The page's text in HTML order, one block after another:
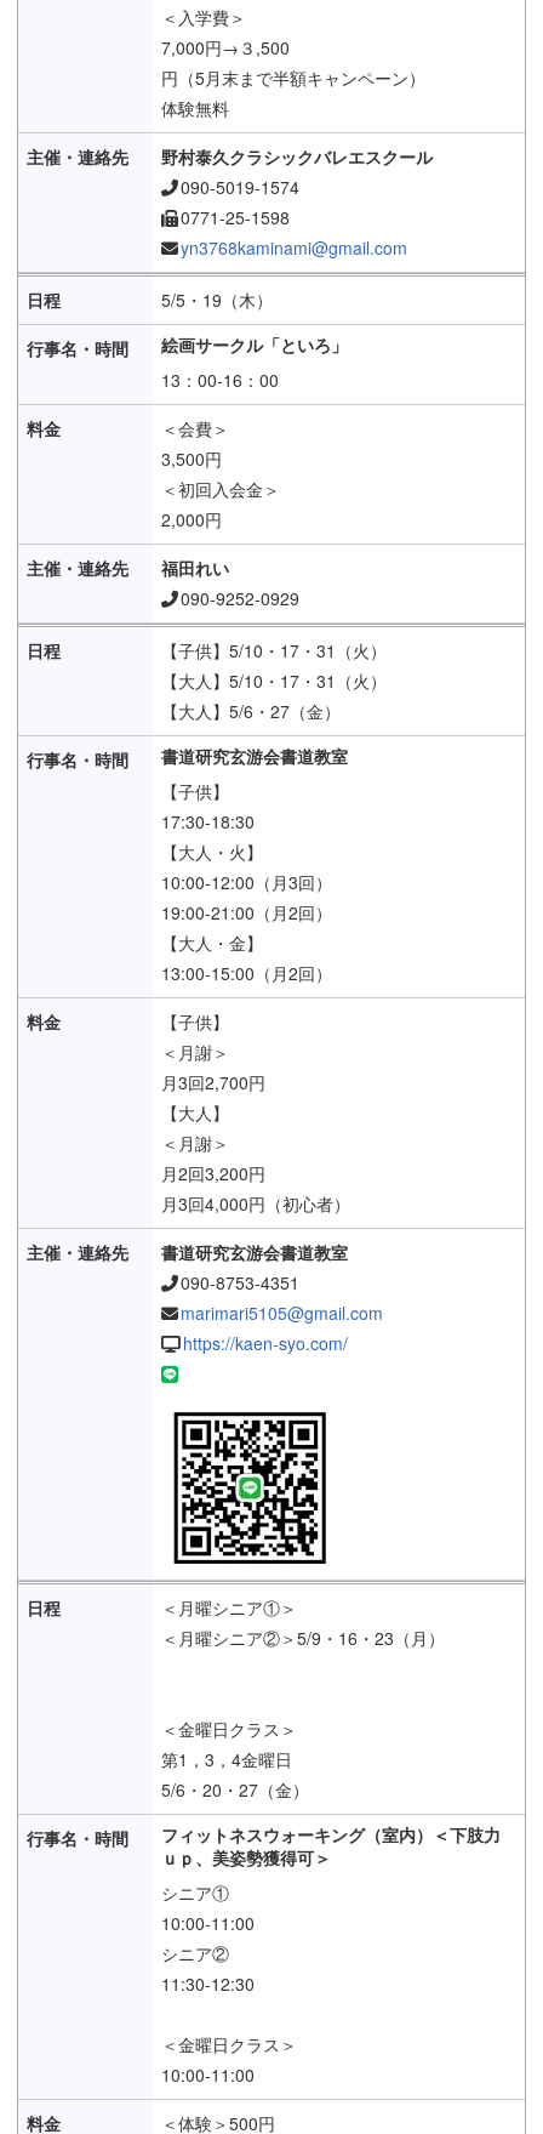
＜入学費＞
7,000円→３,500
円（5月末まで半額キャンペーン）
体験無料
野村泰久クラシックバレエスクール
090-5019-1574
0771-25-1598
yn3768kaminami@gmail.com
5/5・19（木）
絵画サークル「といろ」
13：00-16：00
＜会費＞
3,500円
＜初回入会金＞
2,000円
福田れい
090-9252-0929
【子供】5/10・17・31（火）
【大人】5/10・17・31（火）
【大人】5/6・27（金）
書道研究玄游会書道教室
【子供】
17:30-18:30
【大人・火】
10:00-12:00（月3回）
19:00-21:00（月2回）
【大人・金】
13:00-15:00（月2回）
【子供】
＜月謝＞
月3回2,700円
【大人】
＜月謝＞
月2回3,200円
月3回4,000円（初心者）
書道研究玄游会書道教室
090-8753-4351
marimari5105@gmail.com
https://kaen-syo.com/
＜月曜シニア①＞
＜月曜シニア②＞5/9・16・23（月）
＜金曜日クラス＞
第1，3，4金曜日
5/6・20・27（金）
フィットネスウォーキング（室内）＜下肢力
ｕｐ、美姿勢獲得可＞
シニア①
10:00-11:00
シニア②
11:30-12:30
＜金曜日クラス＞
10:00-11:00
＜体験＞500円